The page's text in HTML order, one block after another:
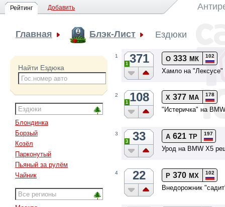
Рейтинг Добавить
Главная Блэк-Лист Ездюки
Найти Ездюка
Блондинка
Борзый
Козёл
Парконутый
Пьяный за рулём
Чайник
1 371
1
О 333 МК 102
Хамло на "Лексусе"
2 108
1
Х 377 МА 178
"Истеричка" на BMW
3 33
3
А 621 ТР 197
Урод на BMW X5
4 22 Р 370 МХ 102
Внедорожник